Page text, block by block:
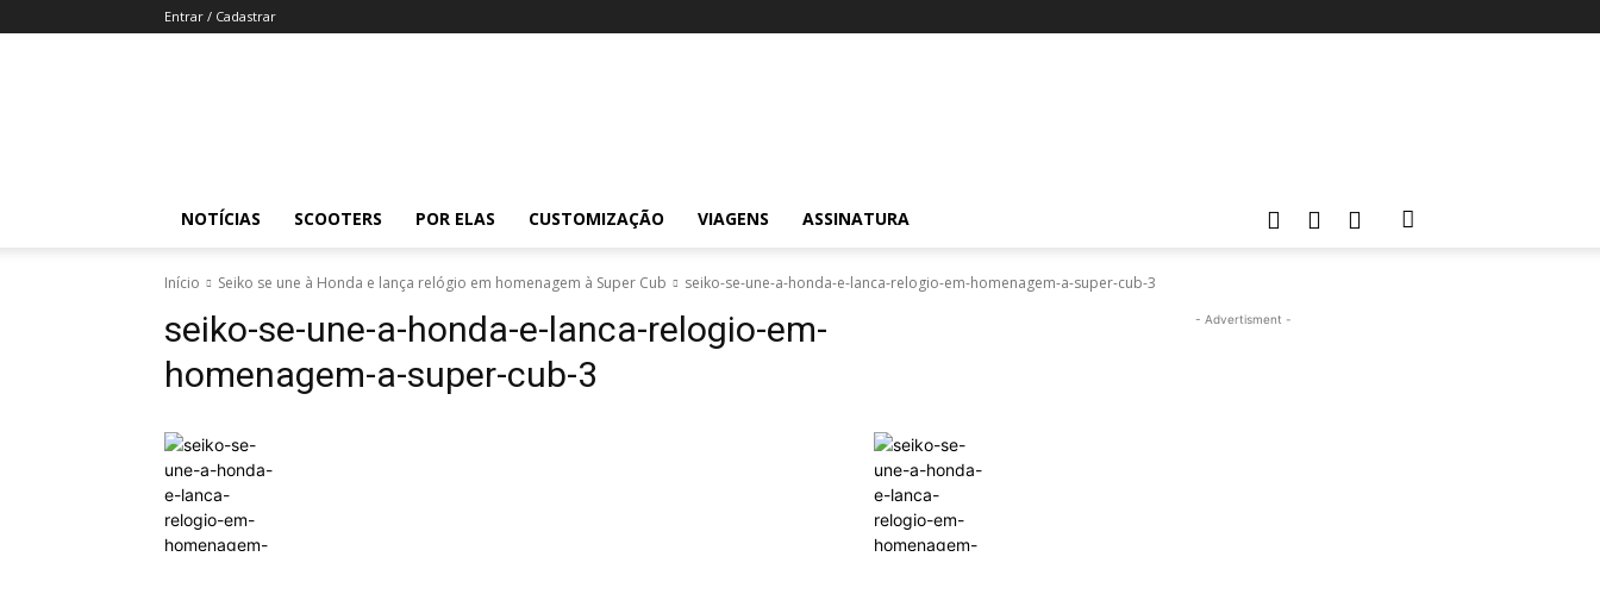
Entrar / Cadastrar
NOTÍCIAS SCOOTERS POR ELAS CUSTOMIZAÇÃO VIAGENS ASSINATURA
Início Seiko se une à Honda e lança relógio em homenagem à Super Cub seiko-se-une-a-honda-e-lanca-relogio-em-homenagem-a-super-cub-3
seiko-se-une-a-honda-e-lanca-relogio-em-
homenagem-a-super-cub-3
- Advertisment -